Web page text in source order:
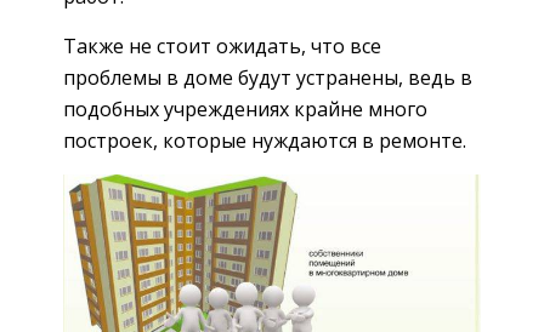
Также не стоит ожидать, что все
проблемы в доме будут устранены, ведь в
подобных учреждениях крайне много
построек, которые нуждаются в ремонте.